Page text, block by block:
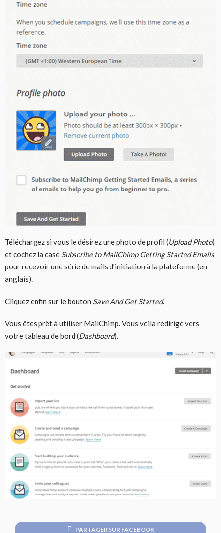
Téléchargez si vous le désirez une photo de profil (Upload Photo)
et cochez la case Subscribe to MailChimp Getting Started Emails
pour recevoir une série de mails d’initiation à la plateforme (en
anglais).
Cliquez enfin sur le bouton Save And Get Started.
Vous êtes prêt à utiliser MailChimp. Vous voila redirigé vers
votre tableau de bord (Dashboard).
PARTAGER SUR FACEBOOK